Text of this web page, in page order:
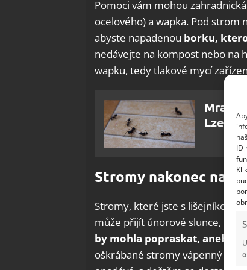
ID
Pomoci vám mohou
ocelového) a wapka. Pod
abyste napadenou borku,
nedávejte na kompost nebo na
wapku, tedy tlakové mycí
Lze se
Stromy nakonec
Stromy, které jste s lišejníkem
může přijít únorové slunce, kůra
by mohla popraskat, anebo
oškrábané stromy vápenný